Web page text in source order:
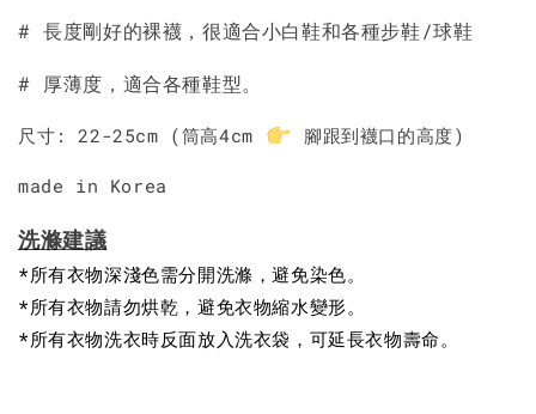
# 長度剛好的裸襪，很適合小白鞋和各種步鞋/球鞋
# 厚薄度，適合各種鞋型。
尺寸: 22-25cm (筒高4cm 腳跟到襪口的高度)
made in Korea
洗滌建議
*所有衣物深淺色需分開洗滌，避免染色。
*所有衣物請勿烘乾，避免衣物縮水變形。
*所有衣物洗衣時反面放入洗衣袋，可延長衣物壽命。